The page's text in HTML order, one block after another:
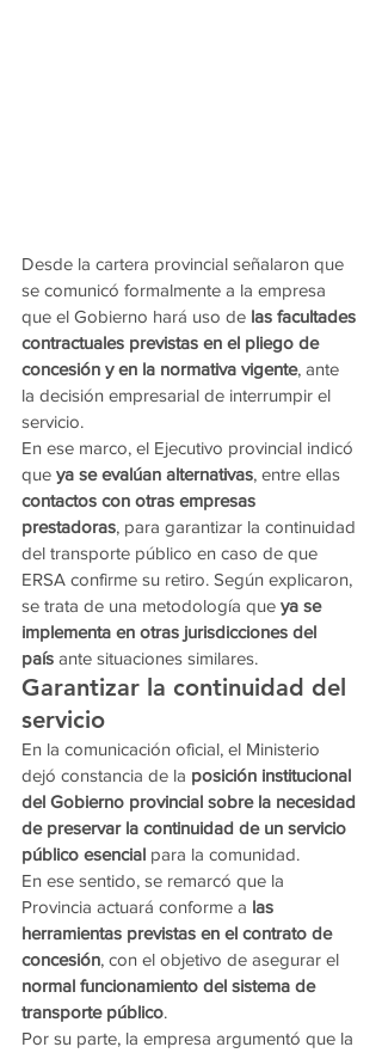
Desde la cartera provincial señalaron que
se comunicó formalmente a la empresa
que el Gobierno hará uso de las facultades
contractuales previstas en el pliego de
concesión y en la normativa vigente, ante
la decisión empresarial de interrumpir el
servicio.
En ese marco, el Ejecutivo provincial indicó
que ya se evalúan alternativas, entre ellas
contactos con otras empresas
prestadoras, para garantizar la continuidad
del transporte público en caso de que
ERSA confirme su retiro. Según explicaron,
se trata de una metodología que ya se
implementa en otras jurisdicciones del
país ante situaciones similares.
Garantizar la continuidad del
servicio
En la comunicación oficial, el Ministerio
dejó constancia de la posición institucional
del Gobierno provincial sobre la necesidad
de preservar la continuidad de un servicio
público esencial para la comunidad.
En ese sentido, se remarcó que la
Provincia actuará conforme a las
herramientas previstas en el contrato de
concesión, con el objetivo de asegurar el
normal funcionamiento del sistema de
transporte público.
Por su parte, la empresa argumentó que la